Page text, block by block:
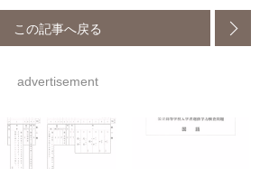
この記事へ戻る
advertisement